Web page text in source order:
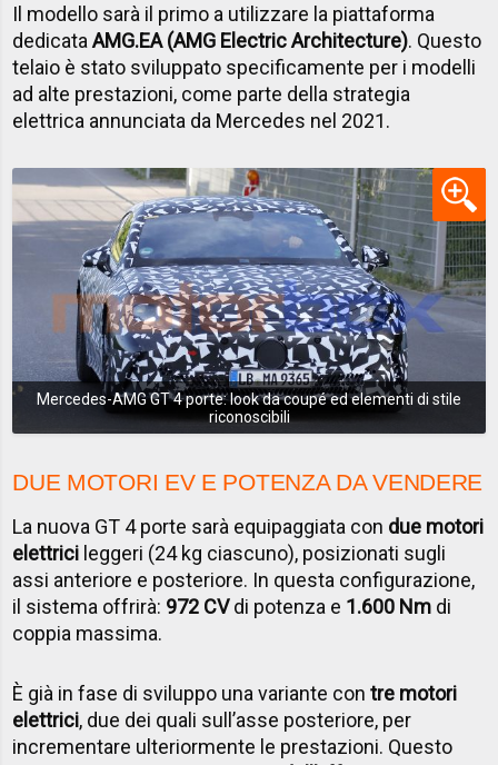
Il modello sarà il primo a utilizzare la piattaforma
dedicataAMG.EA (AMG Electric Architecture). Questo
telaio è stato sviluppato specificamente per i modelli
ad alte prestazioni, come parte della strategia
elettrica annunciata da Mercedes nel 2021.
Mercedes-AMG GT 4 porte: look da coupé ed elementi di stile
riconoscibili
DUE MOTORI EV E POTENZA DA VENDERE
La nuova GT 4 porte sarà equipaggiata con due motori
elettrici leggeri (24 kg ciascuno), posizionati sugli
assi anteriore e posteriore. In questa configurazione,
il sistema offrirà: 972 CVdi potenza e 1.600 Nm di
coppia massima.
È già in fase di sviluppo una variante contre motori
elettrici, due dei quali sull’asse posteriore, per
incrementare ulteriormente le prestazioni. Questo